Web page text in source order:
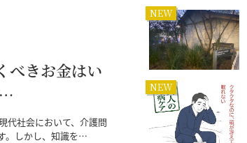
べきお金はい
…
代社会において、介護問
。しかし、知識を…
NEW
NEW